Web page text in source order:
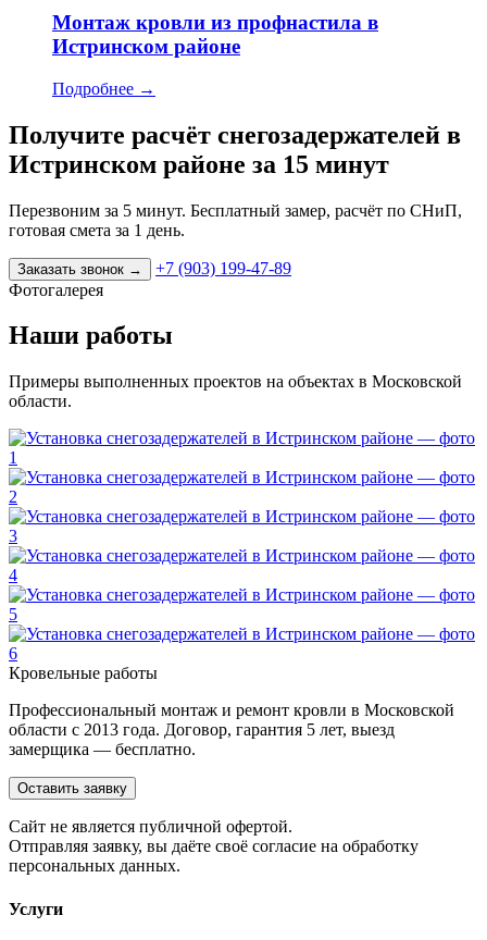
Монтаж кровли из профнастила в
Истринском районе
Подробнее →
Получите расчёт снегозадержателей в
Истринском районе за 15 минут
Перезвоним за 5 минут. Бесплатный замер, расчёт по СНиП,
готовая смета за 1 день.
Заказать звонок →
+7 (903) 199-47-89
Фотогалерея
Наши работы
Примеры выполненных проектов на объектах в Московской
области.
Кровельные работы
Профессиональный монтаж и ремонт кровли в Московской
области с 2013 года. Договор, гарантия 5 лет, выезд
замерщика — бесплатно.
Оставить заявку
Cайт не является публичной офертой.
Отправляя заявку, вы даёте своё согласие на обработку
персональных данных.
Услуги